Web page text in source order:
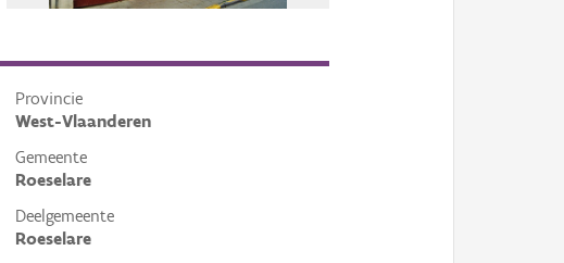
Provincie
West-Vlaanderen
Gemeente
Roeselare
Deelgemeente
Roeselare